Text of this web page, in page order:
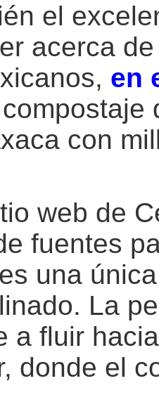
el
acerca
en
con
web de
fuentes
una
La
a fluir
donde el